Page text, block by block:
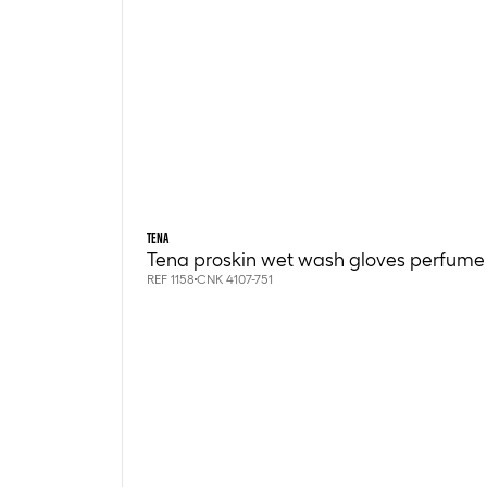
TENA
Tena proskin wet wash gloves
REF 1158CNK 4107-751